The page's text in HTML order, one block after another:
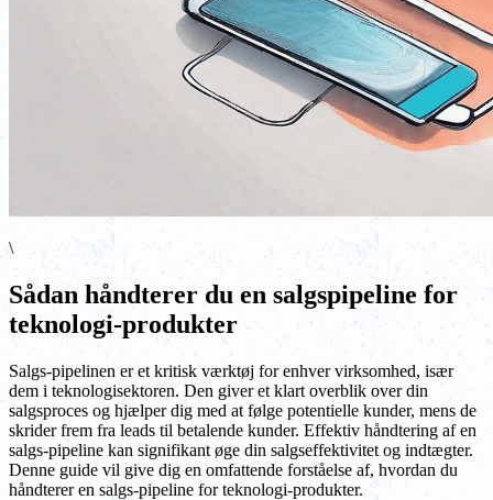
\
Sådan håndterer du en salgspipeline for
teknologi-produkter
Salgs-pipelinen er et kritisk værktøj for enhver virksomhed, især
dem i teknologisektoren. Den giver et klart overblik over din
salgsproces og hjælper dig med at følge potentielle kunder, mens de
skrider frem fra leads til betalende kunder. Effektiv håndtering af en
salgs-pipeline kan signifikant øge din salgseffektivitet og indtægter.
Denne guide vil give dig en omfattende forståelse af, hvordan du
håndterer en salgs-pipeline for teknologi-produkter.